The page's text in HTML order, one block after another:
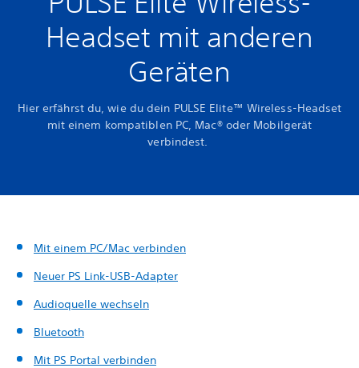
Headset mit anderen
Geräten
Hier erfährst du, wie du dein PULSE Elite™ Wireless-Headset
mit einem kompatiblen PC, Mac® oder Mobilgerät
verbindest.
Mit einem PC/Mac verbinden
Neuer PS Link-USB-Adapter
Audioquelle wechseln
Bluetooth
Mit PS Portal verbinden